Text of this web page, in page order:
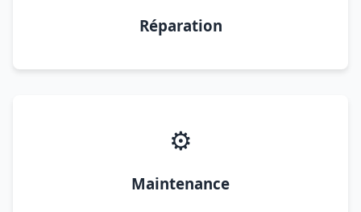
Réparation
⚙️
Maintenance